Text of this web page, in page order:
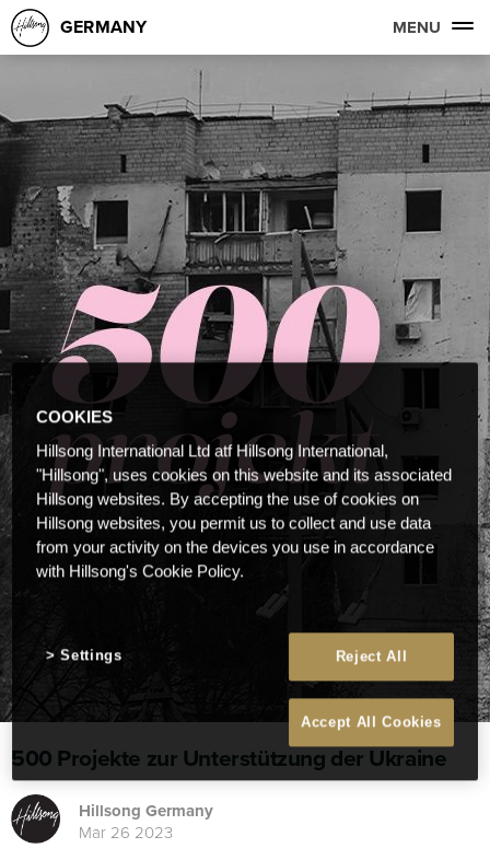
GERMANY MENU
500 Projekte zur Unterstützung der Ukraine
Hillsong Germany
Mar 26 2023
COOKIES
Hillsong International Ltd atf Hillsong International,
"Hillsong", uses cookies on this website and its associated
Hillsong websites. By accepting the use of cookies on
Hillsong websites, you permit us to collect and use data
from your activity on the devices you use in accordance
with Hillsong's Cookie Policy.
Reject All
Accept All Cookies
Settings